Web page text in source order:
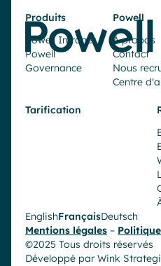
Produits
Powell Intranet
Powell
Governance
Powell
À propos
Contact
Nous
Centre
Tarification
EnglishFrançaisDeutsch
Mentions légales –
©2025 Tous droits réservés
Développé par Wink